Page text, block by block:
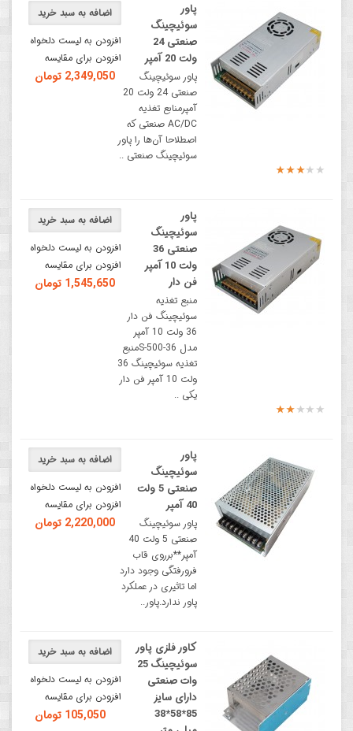
اضافه به سبد خرید
افزودن به لیست دلخواه
افزودن برای مقایسه
2,349,050 تومان
پاور
سوئیچینگ
صنعتی 24
ولت 20 آمپر
پاور سوئیچینگ
صنعتی 24 ولت 20
آمپرمنابع تغذیه
AC/DC صنعتی که
اصطلاحا آن‌ها را پاور
سوئیچینگ صنعتی ..
اضافه به سبد خرید
افزودن به لیست دلخواه
افزودن برای مقایسه
1,545,650 تومان
پاور
سوئیچینگ
صنعتی 36
ولت 10 آمپر
فن دار
منبع تغذیه
سوئیچینگ فن دار
36 ولت 10 آمپر
مدل S-500-36منبع
تغذیه سوئیچینگ 36
ولت 10 آمپر فن دار
یکی ..
اضافه به سبد خرید
افزودن به لیست دلخواه
افزودن برای مقایسه
2,220,000 تومان
پاور
سوئیچینگ
صنعتی 5 ولت
40 آمپر
پاور سوئیچینگ
صنعتی 5 ولت 40
آمپر**برروی قاب
فرورفتگی وجود دارد
اما تاثیری در عملکرد
پاور ندارد.پاور..
اضافه به سبد خرید
افزودن به لیست دلخواه
افزودن برای مقایسه
105,050 تومان
کاور فلزی پاور
سوئیچینگ 25
وات صنعتی
دارای سایز
85*58*38